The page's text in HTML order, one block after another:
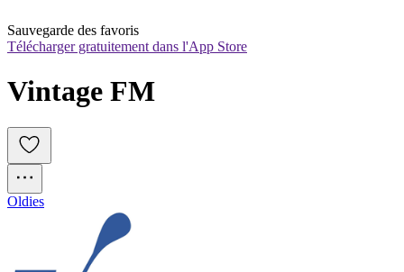
Sauvegarde des favoris
Télécharger gratuitement dans l'App Store
Vintage FM
Oldies